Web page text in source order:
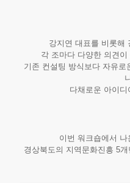
강지연 대표를 비롯해
각 조마다 다양한 의견
기존 컨설팅 방식보다 자유
다채로운 아이
이번 워크숍에서
경상북도의 지역문화진흥 5